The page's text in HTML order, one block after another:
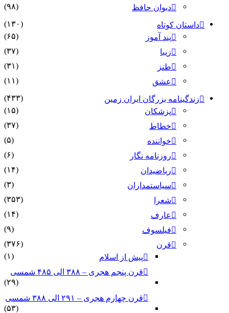
دیوان حافظ
(۹۸)
داستان کوتاه
(۱۳۰)
پند آموز
(۶۵)
زیبا
(۳۷)
طنز
(۳۱)
عشق
(۱۱)
زندگینامه بزرگان ایران زمین
(۴۳۳)
پزشکان
(۱۵)
خطاط
(۳۷)
خواننده
(۵)
روزنامه نگار
(۶)
ریاضیدان
(۱۴)
سیاستمداران
(۳)
شعرا
(۳۵۳)
عارف
(۱۴)
فیلسوف
(۹)
قرن
(۳۷۶)
پیش از اسلام
(۱)
قرن پنجم هجری – ۳۸۸ الی ۴۸۵ شمسی
(۲۹)
قرن چهارم هجری – ۲۹۱ الی ۳۸۸ شمسی
(۵۳)